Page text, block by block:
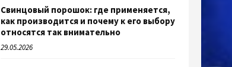
Свинцовый порошок: где применяется,
как производится и почему к его выбору
относятся так внимательно
29.05.2026